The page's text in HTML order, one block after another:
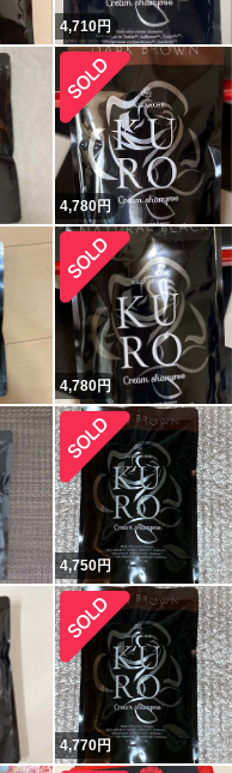
4,710円
4,780円
4,780円
4,750円
4,770円